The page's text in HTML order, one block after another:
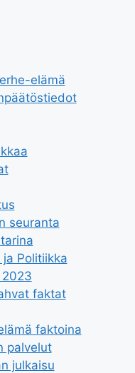
elämä
seuranta
Politiikka
faktat
faktoina
palvelut
julkaisu